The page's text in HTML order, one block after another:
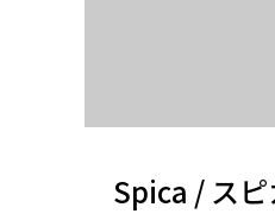
Spica / ス